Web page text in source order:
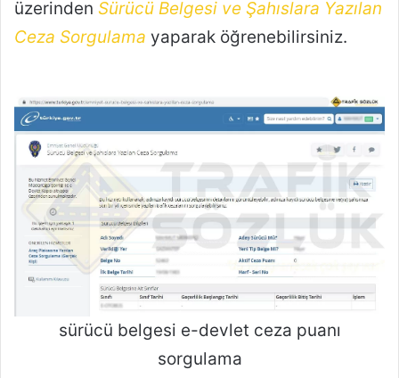
üzerinden Sürücü Belgesi ve Şahıslara Yazılan
Ceza Sorgulama yaparak öğrenebilirsiniz.
sürücü belgesi e-devlet ceza puanı
sorgulama